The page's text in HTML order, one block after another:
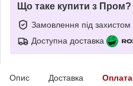
Що таке купити з Пром?
Замовлення під захистом
Доступна доставка
Опис Доставка Оплата